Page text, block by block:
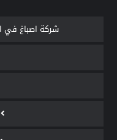
‫شركة اصباغ في